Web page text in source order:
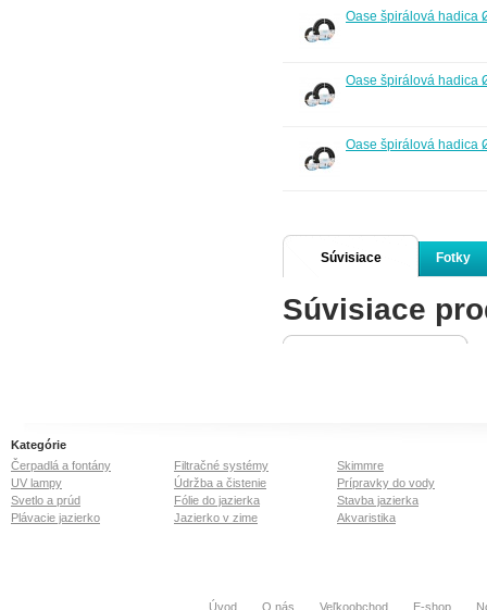
Oase špirálová hadica
Oase špirálová hadica
Oase špirálová hadica
Súvisiace
produkty
Fotky
Súvisiace
Kategórie
Čerpadlá a fontány
Filtračné systémy
Skimmre
UV lampy
Údržba a čistenie
Prípravky do vody
Svetlo a prúd
Fólie do jazierka
Stavba jazierka
Plávacie jazierko
Jazierko v zime Akvaristika
Úvod O nás Veľkoobchod E-shop